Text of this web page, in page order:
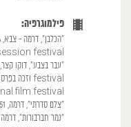
פילמוגרפיה:
festival
film festival
״צלם סדרתי״, דרמה, 4:51, 2022, פסטיבל אימפרו אקשן 12